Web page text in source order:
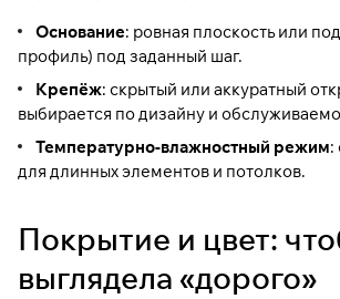
Основание: ровная плоскость или
профиль) под заданный шаг.
Крепёж: скрытый или аккуратный
выбирается по дизайну и
Температурно-влажностный режим:
для длинных элементов и потолков.
Покрытие и цвет:
выглядела «дорого»